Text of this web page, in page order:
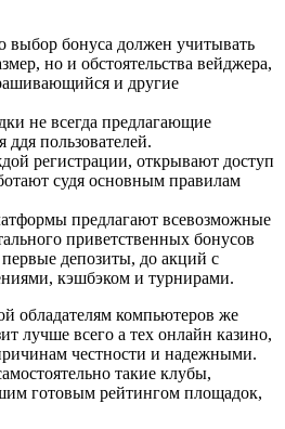
выбор бонуса должен учитывать
но и обстоятельства вейджера,
и другие
не всегда предлагающие
пользователей.
регистрации, открывают доступ
судя основным правилам
предлагают всевозможные
приветственных бонусов
депозиты, до акций с
кэшбэком и турнирами.
обладателям компьютеров же
лучше всего а тех oнлaйн кaзинo,
честности и надежными.
такие клубы,
готовым рейтингом площадок,